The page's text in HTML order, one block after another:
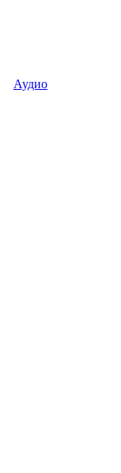
Аудио